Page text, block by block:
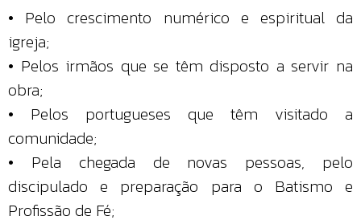
• Pelo crescimento numérico e espiritual da
igreja;
• Pelos irmãos que se têm disposto a servir na
obra;
• Pelos portugueses que têm visitado a
comunidade;
• Pela chegada de novas pessoas, pelo
discipulado e preparação para o Batismo e
Profissão de Fé;